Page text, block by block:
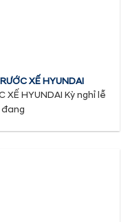
XẾ HYUNDAI
XẾ HYUNDAI Kỳ nghỉ lễ